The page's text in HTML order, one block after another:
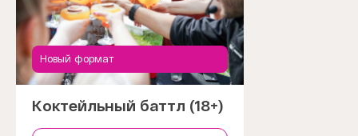
Новый формат
Коктейльный баттл (18+)